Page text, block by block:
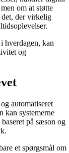
om at støtte
der virkelig
hverdagen, kan
og
automatiseret
kan systemerne
på sæson og
et spørgsmål om